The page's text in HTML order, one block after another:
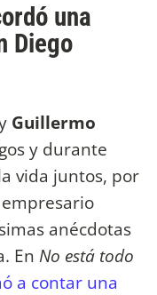
una
Diego
Guillermo
y durante
vida juntos, por
anécdotas
En No está todo
a contar una